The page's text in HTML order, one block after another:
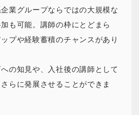
業グループならではの大規模な
も可能。講師の枠にとどまら
プや経験蓄積のチャンスがあり
の知見や、入社後の講師として
らに発展させることができま